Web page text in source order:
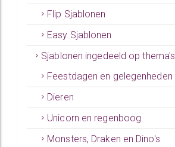
Flip Sjablonen
Easy Sjablonen
Sjablonen ingedeeld op thema's
Feestdagen en gelegenheden
Dieren
Unicorn en regenboog
Monsters, Draken en Dino's